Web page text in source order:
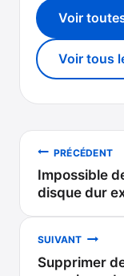
Voir
Voir tous
de
l’article
PRÉCÉDENT
Impossible
disque dur
SUIVANT
Supprimer